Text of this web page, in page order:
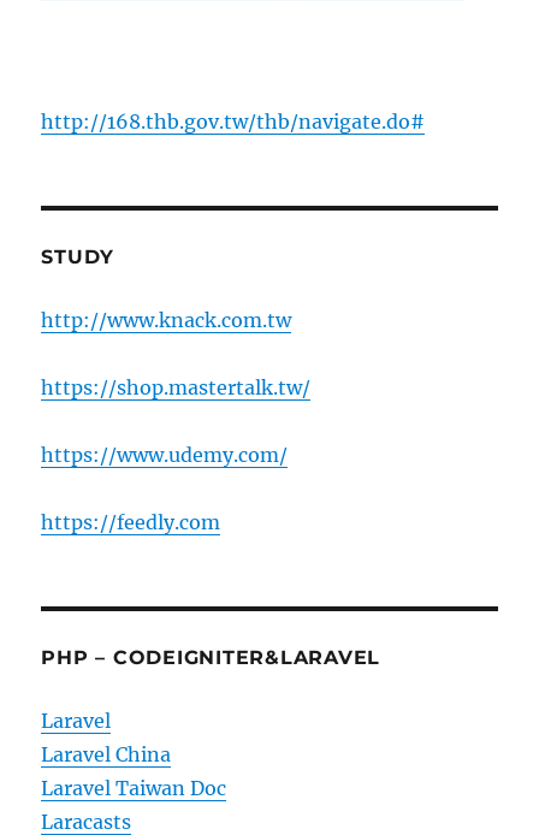
http://168.thb.gov.tw/thb/navigate.do#
STUDY
http://www.knack.com.tw
https://shop.mastertalk.tw/
https://www.udemy.com/
https://feedly.com
PHP – CODEIGNITER&LARAVEL
Laravel
Laravel China
Laravel Taiwan Doc
Laracasts